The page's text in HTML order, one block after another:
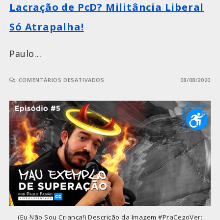
Lacração de PcD? Militância Liberal
Só Atrapalha!
Paulo…
COMENTÁRIOS DESATIVADOS 08/08/2020
(Eu Não Sou Criança!) Descrição da Imagem #PraCegoVer: